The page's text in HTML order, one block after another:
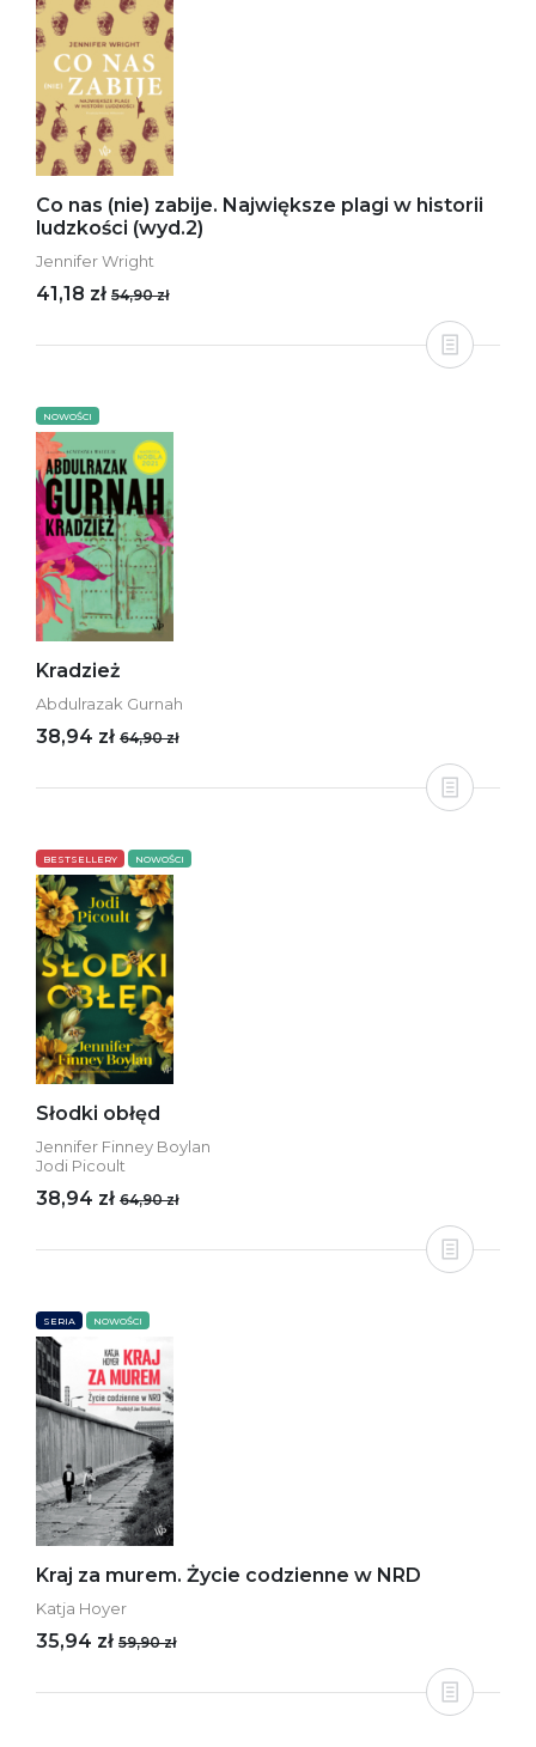
Co nas (nie) zabije. Największe plagi w historii
ludzkości (wyd.2)
Jennifer Wright
41,18 zł 54,90 zł
NOWOŚCI
Kradzież
Abdulrazak Gurnah
38,94 zł 64,90 zł
BESTSELLERY NOWOŚCI
Słodki obłęd
Jennifer Finney Boylan
Jodi Picoult
38,94 zł 64,90 zł
SERIA NOWOŚCI
Kraj za murem. Życie codzienne w NRD
Katja Hoyer
35,94 zł 59,90 zł